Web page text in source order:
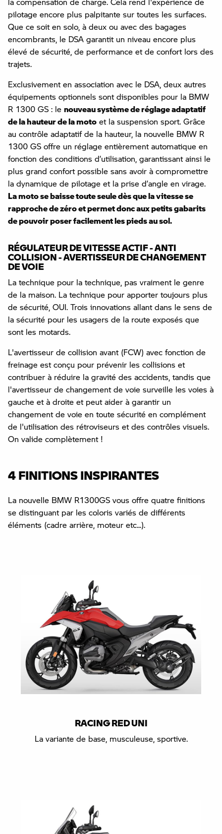
pilotage encore plus palpitante sur toutes les surfaces.
Que ce soit en solo, à deux ou avec des bagages
encombrants, le DSA garantit un niveau encore plus
élevé de sécurité, de performance et de confort lors des
trajets.
Exclusivement en association avec le DSA, deux autres
équipements optionnels sont disponibles pour la BMW
R 1300 GS : le nouveau système de réglage adaptatif
de la hauteur de la moto et la suspension sport. Grâce
au contrôle adaptatif de la hauteur, la nouvelle BMW R
1300 GS offre un réglage entièrement automatique en
fonction des conditions d’utilisation, garantissant ainsi le
plus grand confort possible sans avoir à compromettre
la dynamique de pilotage et la prise d’angle en virage.
La moto se baisse toute seule dès que la vitesse se
rapproche de zéro et permet donc aux petits gabarits
de pouvoir poser facilement les pieds au sol.
RÉGULATEUR DE VITESSE ACTIF - ANTI
COLLISION - AVERTISSEUR DE CHANGEMENT
DE VOIE
La technique pour la technique, pas vraiment le genre
de la maison. La technique pour apporter toujours plus
de sécurité, OUI. Trois innovations allant dans le sens de
la sécurité pour les usagers de la route exposés que
sont les motards.
L'avertisseur de collision avant (FCW) avec fonction de
freinage est conçu pour prévenir les collisions et
contribuer à réduire la gravité des accidents, tandis que
l'avertisseur de changement de voie surveille les voies à
gauche et à droite et peut aider à garantir un
changement de voie en toute sécurité en complément
de l'utilisation des rétroviseurs et des contrôles visuels.
On valide complètement !
4 FINITIONS INSPIRANTES
La nouvelle BMW R1300GS vous offre quatre finitions
se distinguant par les coloris variés de différents
éléments (cadre arrière, moteur etc...).
RACING RED UNI
La variante de base, musculeuse, sportive.